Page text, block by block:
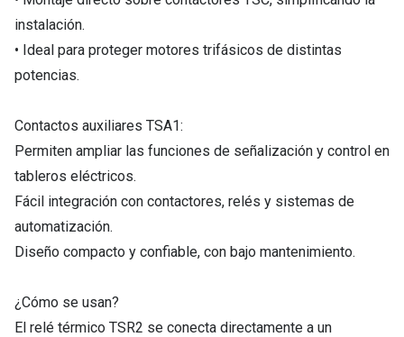
instalación.
• Ideal para proteger motores trifásicos de distintas
potencias.
Contactos auxiliares TSA1:
Permiten ampliar las funciones de señalización y control en
tableros eléctricos.
Fácil integración con contactores, relés y sistemas de
automatización.
Diseño compacto y confiable, con bajo mantenimiento.
¿Cómo se usan?
El relé térmico TSR2 se conecta directamente a un